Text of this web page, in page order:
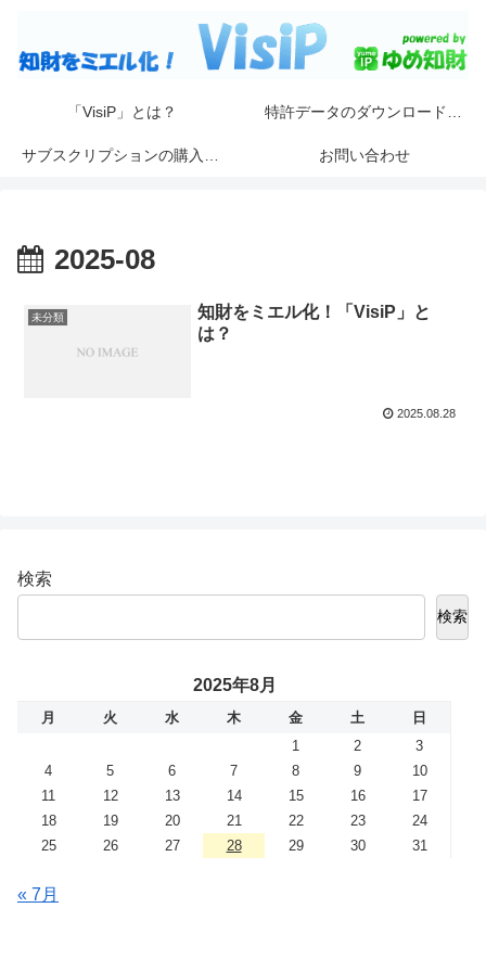
「VisiP」とは？
お問い合わせ
2025-08
未分類
知財をミエル化！「VisiP」と
は？
2025.08.28
検索
検索
2025年8月
月 火 水 木 金 土
日
1
2
3
4
5 6 7 8 9
10
11
12 13 14 15 16
17
18
19 20 21 22 23
24
25
26 27 28 29 30 31
« 7月